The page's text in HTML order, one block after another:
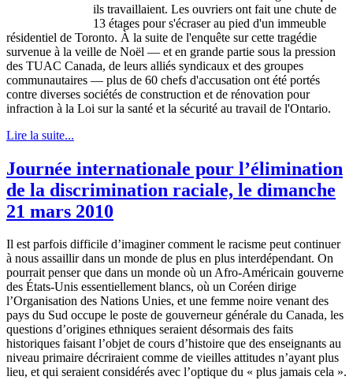
ils travaillaient. Les ouvriers ont fait une chute de
13 étages pours'écraserau pied d'un immeuble
résidentiel de Toronto. À la suite de l'enquête sur cette tragédie
survenue à la veille de Noël — et en grande partie sous la pression
des TUAC Canada, de leurs alliés syndicaux et des groupes
communautaires — plus de 60 chefs d'accusation ont été portés
contre diverses sociétés de construction et de rénovation pour
infraction à la Loi surla santé et la sécurité au travail de l'Ontario.
Lire la suite...
Journée internationale pour l’élimination
de la discrimination raciale, le dimanche
21 mars 2010
Il est parfois difficile d’imaginercommentle racisme peut continuer
à nous assaillir dans un monde de plus en plus interdépendant. On
pourrait penser que dans un monde où unAfro-Américain gouverne
des États-Unis essentiellement blancs, où un Coréen dirige
l’Organisation des Nations Unies, etune femme noire venant des
pays du Sud occupe le poste de gouverneur générale du Canada, les
questions d’origines ethniques seraient désormais des faits
historiques faisant l’objetde cours d’histoire que des enseignants au
niveau primaire décriraient comme de vieilles attitudes n’ayantplus
lieu, et qui seraient considérés avec l’optique du « plus jamais cela ».